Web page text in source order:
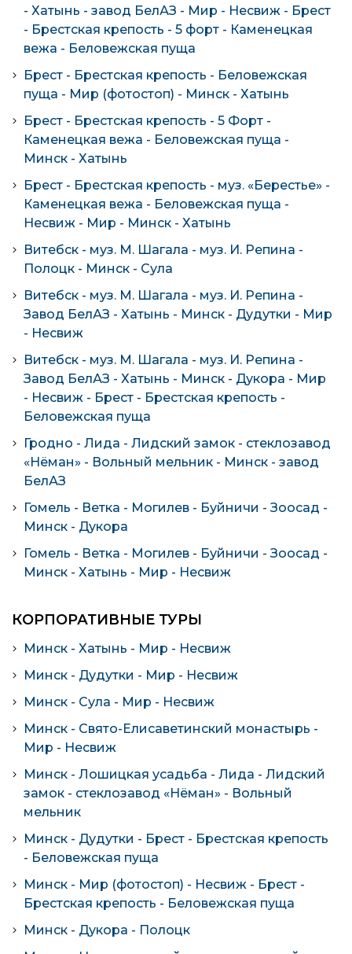
- Хатынь - завод БелАЗ - Мир - Несвиж - Брест
- Брестская крепость - 5 форт - Каменецкая
вежа - Беловежская пуща
Брест - Брестская крепость - Беловежская
пуща - Мир (фотостоп) - Минск - Хатынь
Брест - Брестская крепость - 5 Форт -
Каменецкая вежа - Беловежская пуща -
Минск - Хатынь
Брест - Брестская крепость - муз. «Берестье» -
Каменецкая вежа - Беловежская пуща -
Несвиж - Мир - Минск - Хатынь
Витебск - муз. М. Шагала - муз. И. Репина -
Полоцк - Минск - Сула
Витебск - муз. М. Шагала - муз. И. Репина -
Завод БелАЗ - Хатынь - Минск - Дудутки - Мир
- Несвиж
Витебск - муз. М. Шагала - муз. И. Репина -
Завод БелАЗ - Хатынь - Минск - Дукора - Мир
- Несвиж - Брест - Брестская крепость -
Беловежская пуща
Гродно - Лида - Лидский замок - стеклозавод
«Нёман» - Вольный мельник - Минск - завод
БелАЗ
Гомель - Ветка - Могилев - Буйничи - Зоосад -
Минск - Дукора
Гомель - Ветка - Могилев - Буйничи - Зоосад -
Минск - Хатынь - Мир - Несвиж
КОРПОРАТИВНЫЕ ТУРЫ
Минск - Хатынь - Мир - Несвиж
Минск - Дудутки - Мир - Несвиж
Минск - Сула - Мир - Несвиж
Минск - Свято-Елисаветинский монастырь -
Мир - Несвиж
Минск - Лошицкая усадьба - Лида - Лидский
замок - стеклозавод «Нёман» - Вольный
мельник
Минск - Дудутки - Брест - Брестская крепость
- Беловежская пуща
Минск - Мир (фотостоп) - Несвиж - Брест -
Брестская крепость - Беловежская пуща
Минск - Дукора - Полоцк